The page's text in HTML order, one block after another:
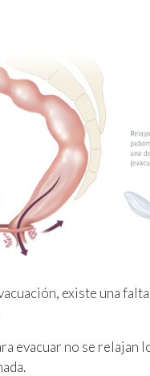
existe una
evacuar no se